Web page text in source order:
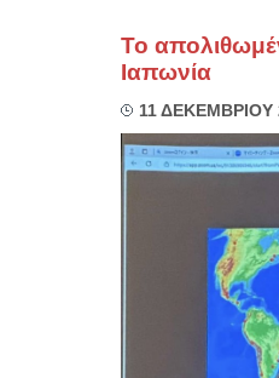
Το
Ιαπωνία
11 ΔΕΚΕΜΒΡΙΟΥ